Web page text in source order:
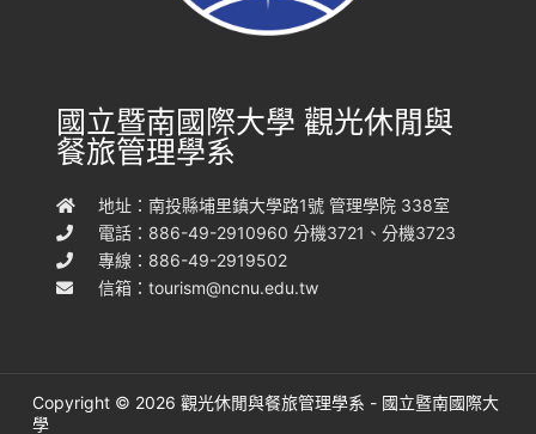
國立暨南國際大學 觀光休閒與
餐旅管理學系
地址：南投縣埔里鎮大學路1號 管理學院 338室
電話：886-49-2910960 分機3721、分機3723
專線：886-49-2919502
信箱：tourism@ncnu.edu.tw
Copyright © 2026 觀光休閒與餐旅管理學系 - 國立暨南國際大
學